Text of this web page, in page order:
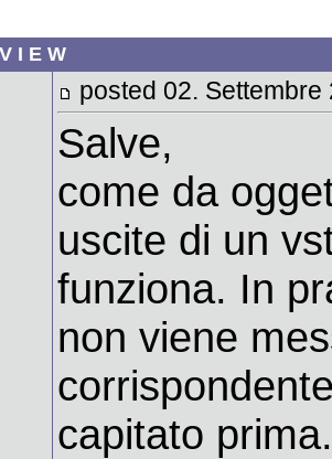
I E W
posted 02. Settembre
Salve,
come da
uscite di un
funziona. In
non viene
capitato